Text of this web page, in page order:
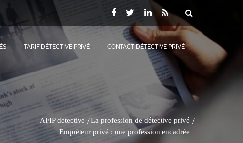
TARIF DÉTECTIVE PRIVÉ CONTACT DÉTECTIVE PRIVÉ
AFIP detective
La profession de détective privé
Enquêteur privé : une profession encadrée